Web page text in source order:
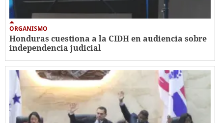
ORGANISMO
Honduras cuestiona a la CIDH en audiencia sobre
independencia judicial